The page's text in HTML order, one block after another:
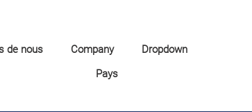
de nous Company
Dropdown
Pays